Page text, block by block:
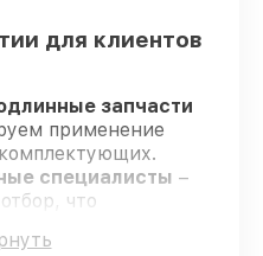
для клиентов
запчасти
применение
специалисты –
что